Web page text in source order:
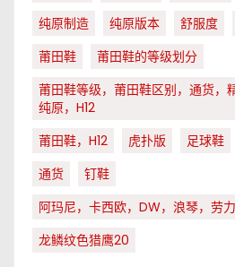
纯原制造
纯原版本 舒服度
莆田鞋
莆田鞋的等级划分
莆田鞋等级，莆田鞋区别，通货，
纯原，H12
莆田鞋，H12
虎扑版 足球鞋
通货
钉鞋
阿玛尼，卡西欧，DW，浪琴，劳
龙鳞纹色猎鹰20